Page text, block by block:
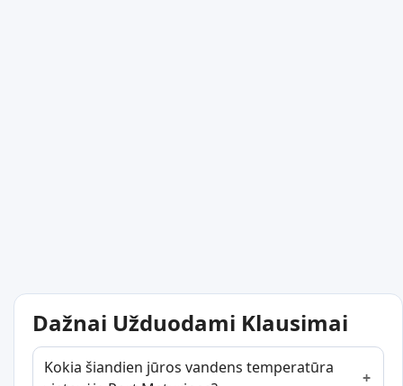
Dažnai Užduodami Klausimai
Kokia šiandien jūros vandens temperatūra